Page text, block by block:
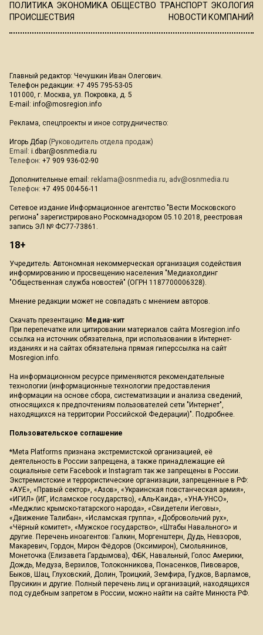
ПОЛИТИКА ЭКОНОМИКА ОБЩЕСТВО ТРАНСПОРТ ЭКОЛОГИЯ
ПРОИСШЕСТВИЯ
НОВОСТИ КОМПАНИЙ
Главный редактор: Чечушкин Иван Олегович.
Телефон редакции: +7 495 795-53-05
101000, г. Москва, ул. Покровка, д. 5
E-mail: info@mosregion.info
Реклама, спецпроекты и иное сотрудничество:
Игорь Дбар (Руководитель отдела продаж)
Email: i.dbar@osnmedia.ru
Телефон: +7 909 936-02-90
Дополнительные email: reklama@osnmedia.ru, adv@osnmedia.ru
Телефон: +7 495 004-56-11
Сетевое издание Информационное агентство "Вести Московского
региона" зарегистрировано Роскомнадзором 05.10.2018, реестровая
запись ЭЛ № ФС77-73861.
18+
Учредитель: Автономная некоммерческая организация содействия
информированию и просвещению населения "Медиахолдинг
"Общественная служба новостей" (ОГРН 1187700006328).
Мнение редакции может не совпадать с мнением авторов.
Скачать презентацию: Медиа-кит
При перепечатке или цитировании материалов сайта Mosregion.info
ссылка на источник обязательна, при использовании в Интернет-
изданиях и на сайтах обязательна прямая гиперссылка на сайт
Mosregion.info.
На информационном ресурсе применяются рекомендательные
технологии (информационные технологии предоставления
информации на основе сбора, систематизации и анализа сведений,
относящихся к предпочтениям пользователей сети "Интернет",
находящихся на территории Российской Федерации)". Подробнее.
Пользовательское соглашение
*Meta Platforms признана экстремистской организацией, её
деятельность в России запрещена, а также принадлежащие ей
социальные сети Facebook и Instagram так же запрещены в России.
Экстремистские и террористические организации, запрещенные в РФ:
«АУЕ», «Правый сектор», «Азов», «Украинская повстанческая армия»,
«ИГИЛ» (ИГ, Исламское государство), «Аль-Каида», «УНА-УНСО»,
«Меджлис крымско-татарского народа», «Свидетели Иеговы»,
«Движение Талибан», «Исламская группа», «Добровольчий рух»,
«Чёрный комитет», «Мужское государство», «Штабы Навального» и
другие. Перечень иноагентов: Галкин, Моргенштерн, Дудь, Невзоров,
Макаревич, Гордон, Мирон Фёдоров (Оксимирон), Смольянинов,
Монеточка (Елизавета Гардымова), ФБК, Навальный, Голос Америки,
Дождь, Медуза, Верзилов, Толоконникова, Понасенков, Пивоваров,
Быков, Шац, Глуховский, Долин, Троицкий, Земфира, Гудков, Варламов,
Прусикин и другие. Полный перечень лиц и организаций, находящихся
под судебным запретом в России, можно найти на сайте Минюста РФ.